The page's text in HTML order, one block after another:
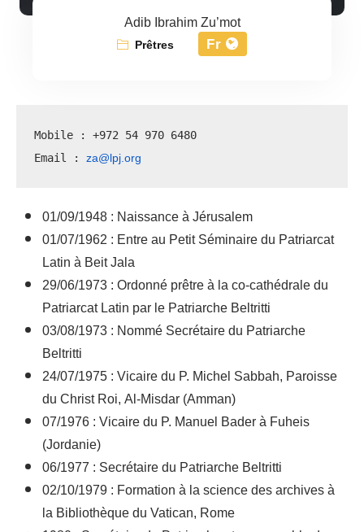
Adib Ibrahim Zu’mot
Prêtres Fr
Mobile : +972 54 970 6480
Email : za@lpj.org
01/09/1948 : Naissance à Jérusalem
01/07/1962 : Entre au Petit Séminaire du Patriarcat
Latin à Beit Jala
29/06/1973 : Ordonné prêtre à la co-cathédrale du
Patriarcat Latin par le Patriarche Beltritti
03/08/1973 : Nommé Secrétaire du Patriarche
Beltritti
24/07/1975 : Vicaire du P. Michel Sabbah, Paroisse
du Christ Roi, Al-Misdar (Amman)
07/1976 : Vicaire du P. Manuel Bader à Fuheis
(Jordanie)
06/1977 : Secrétaire du Patriarche Beltritti
02/10/1979 : Formation à la science des archives à
la Bibliothèque du Vatican, Rome